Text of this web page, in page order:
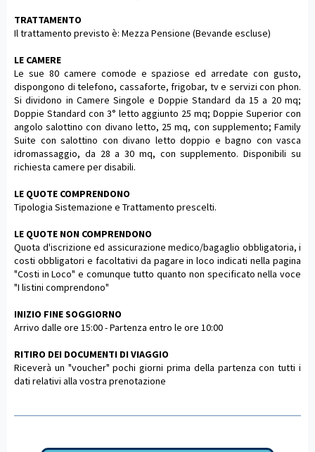
TRATTAMENTO
Il trattamento previsto è: Mezza Pensione (Bevande escluse)
LE CAMERE
Le sue 80 camere comode e spaziose ed arredate con gusto,
dispongono di telefono, cassaforte, frigobar, tv e servizi con phon.
Si dividono in Camere Singole e Doppie Standard da 15 a 20 mq;
Doppie Standard con 3° letto aggiunto 25 mq; Doppie Superior con
angolo salottino con divano letto, 25 mq, con supplemento; Family
Suite con salottino con divano letto doppio e bagno con vasca
idromassaggio, da 28 a 30 mq, con supplemento. Disponibili su
richiesta camere per disabili.
LE QUOTE COMPRENDONO
Tipologia Sistemazione e Trattamento prescelti.
LE QUOTE NON COMPRENDONO
Quota d'iscrizione ed assicurazione medico/bagaglio obbligatoria, i
costi obbligatori e facoltativi da pagare in loco indicati nella pagina
"Costi in Loco" e comunque tutto quanto non specificato nella voce
"I listini comprendono"
INIZIO FINE SOGGIORNO
Arrivo dalle ore 15:00 - Partenza entro le ore 10:00
RITIRO DEI DOCUMENTI DI VIAGGIO
Riceverà un "voucher" pochi giorni prima della partenza con tutti i
dati relativi alla vostra prenotazione